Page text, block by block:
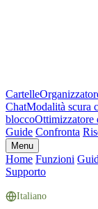
Cartelle
ChatModalità scura
bloccoOttimizzatore
Guide Confronta
Menu
Home Funzioni
Supporto
Italiano